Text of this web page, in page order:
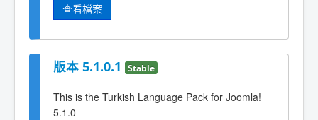
查看檔案
版本 5.1.0.1 Stable
This is the Turkish Language Pack for Joomla!
5.1.0